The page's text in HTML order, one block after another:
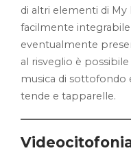
di altri elementi di My
facilmente
eventualmente
al risveglio è
musica di sottofondo
tende e tapparelle.